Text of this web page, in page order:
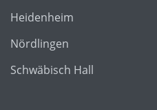
Heidenheim
Nördlingen
Schwäbisch Hall